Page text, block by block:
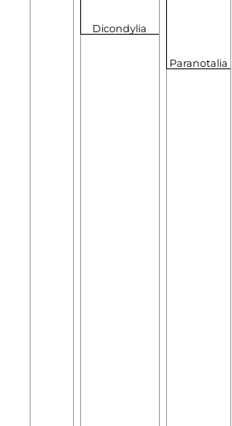
Dicondylia
Paranotalia